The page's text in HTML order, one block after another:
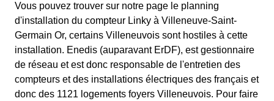
Vous pouvez trouver sur notre page le planning
d'installation du compteur Linky à Villeneuve-Saint-
Germain Or, certains Villeneuvois sont hostiles à cette
installation. Enedis (auparavant ErDF), est gestionnaire
de réseau et est donc responsable de l'entretien des
compteurs et des installations électriques des français et
donc des 1121 logements foyers Villeneuvois. Pour faire